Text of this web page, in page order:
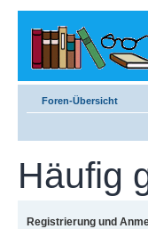
Foren-Übersicht
Häufig
Registrierung und